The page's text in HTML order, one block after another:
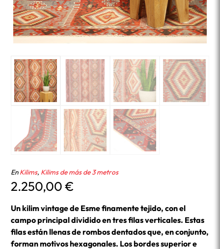
EnKilims, Kilims de más de 3 metros
2.250,00€
Un kilim vintage de Esme finamente tejido, con el
campo principal dividido en tres filas verticales. Estas
filas están llenas de rombos dentados que, en conjunto,
forman motivos hexagonales. Los bordes superior e